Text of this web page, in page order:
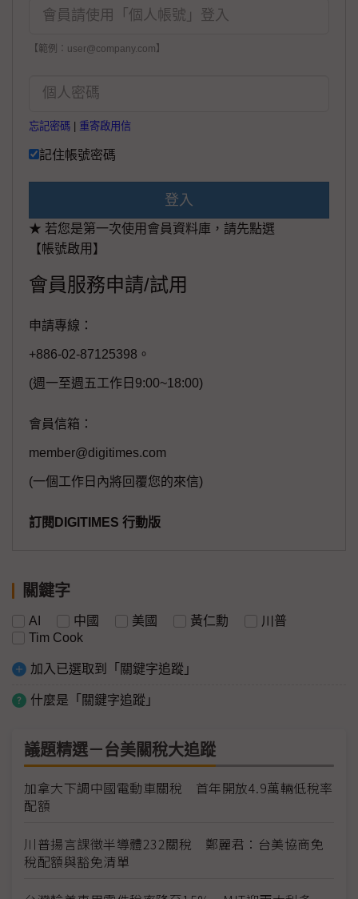
【範例：user@company.com】
忘記密碼 重寄啟用信
記住帳號密碼
登入
★ 若您是第一次使用會員資料庫，請先點選
【帳號啟用】
會員服務申請/試用
申請專線：
+886-02-87125398。
(週一至週五工作日9:00~18:00)
會員信箱：
member@digitimes.com
(一個工作日內將回覆您的來信)
訂閱DIGITIMES 行動版
關鍵字
AI 中國 美國 黃仁勳
川普
Tim Cook
加入已選取到「關鍵字追蹤」
什麼是「關鍵字追蹤」
議題精選－台美關稅大追蹤
加拿大下調中國電動車關稅 首年開放4.9萬輛低稅率
配額
川普揚言課徵半導體232關稅 鄭麗君：台美協商免
稅配額與豁免清單